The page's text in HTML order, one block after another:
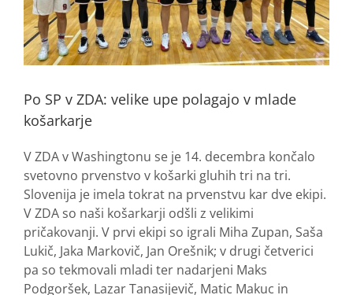
Po SP v ZDA: velike upe polagajo v mlade
košarkarje
V ZDA v Washingtonu se je 14. decembra končalo
svetovno prvenstvo v košarki gluhih tri na tri.
Slovenija je imela tokrat na prvenstvu kar dve ekipi.
V ZDA so naši košarkarji odšli z velikimi
pričakovanji. V prvi ekipi so igrali Miha Zupan, Saša
Lukič, Jaka Markovič, Jan Orešnik; v drugi četverici
pa so tekmovali mladi ter nadarjeni Maks
Podgoršek, Lazar Tanasijevič, Matic Makuc in